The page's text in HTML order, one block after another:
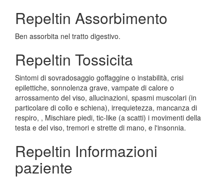
Repeltin Assorbimento
Ben assorbita nel tratto digestivo.
Repeltin Tossicita
Sintomi di sovradosaggio goffaggine o instabilità, crisi
epilettiche, sonnolenza grave, vampate di calore o
arrossamento del viso, allucinazioni, spasmi muscolari (in
particolare di collo e schiena), irrequietezza, mancanza di
respiro, , Mischiare piedi, tic-like (a scatti) i movimenti della
testa e del viso, tremori e strette di mano, e l'insonnia.
Repeltin Informazioni
paziente